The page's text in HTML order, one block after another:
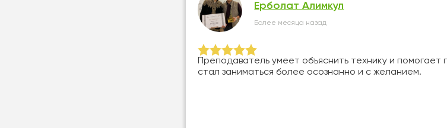
Ерболат Алимкул
Более месяца назад
Преподаватель умеет объяснить технику и
стал заниматься более осознанно и с желанием.